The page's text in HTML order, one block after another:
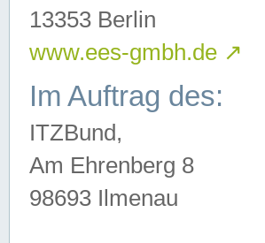
13353 Berlin
www.ees-gmbh.de ↗
Im Auftrag des:
ITZBund,
Am Ehrenberg 8
98693 Ilmenau